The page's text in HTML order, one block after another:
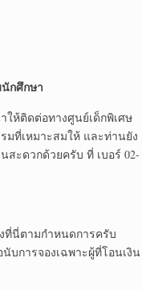
กศึกษา
ห้ติดต่อทางศูนย์เด็กพิเศษ
มที่เหมาะสมให้ และท่านยัง
สะดวกด้วยครับ ที่ เบอร์ 02-
ที่นี่ตามกำหนดการครับ
บการจองเฉพาะผู้ที่โอนเงิน